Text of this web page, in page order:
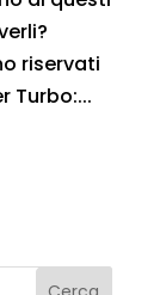
riservati
Turbo:...